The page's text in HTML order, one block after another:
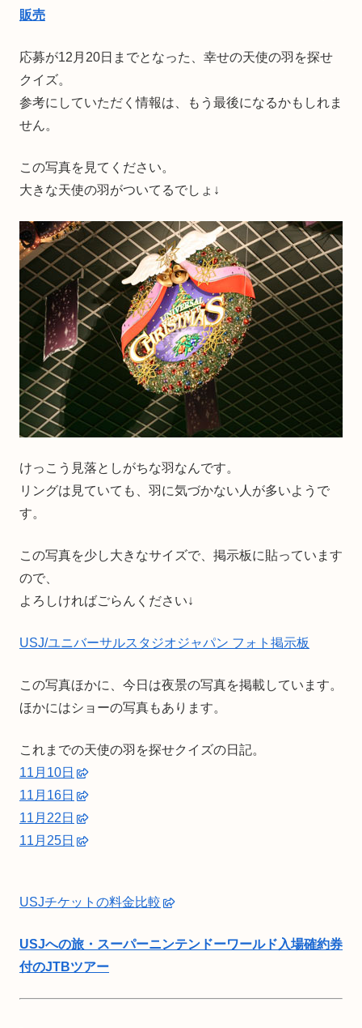
販売
応募が12月20日までとなった、幸せの天使の羽を探せ
クイズ。
参考にしていただく情報は、もう最後になるかもしれま
せん。
この写真を見てください。
大きな天使の羽がついてるでしょ↓
けっこう見落としがちな羽なんです。
リングは見ていても、羽に気づかない人が多いようで
す。
この写真を少し大きなサイズで、掲示板に貼っています
ので、
よろしければごらんください↓
USJ/ユニバーサルスタジオジャパン フォト掲示板
この写真ほかに、今日は夜景の写真を掲載しています。
ほかにはショーの写真もあります。
これまでの天使の羽を探せクイズの日記。
11月10日
11月16日
11月22日
11月25日
USJチケットの料金比較
USJへの旅・スーパーニンテンドーワールド入場確約券
付のJTBツアー